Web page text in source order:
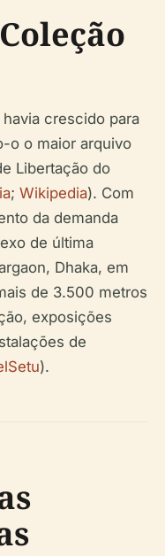
crescido para
o o maior arquivo
Libertação do
; Wikipedia). Com
da demanda
de última
Dhaka, em
de 3.500 metros
exposições
de
).